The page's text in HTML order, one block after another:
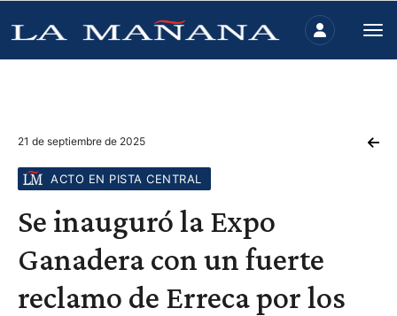
21 de septiembre de 2025
ACTO EN PISTA CENTRAL
Se inauguró la Expo
Ganadera con un fuerte
reclamo de Erreca por los